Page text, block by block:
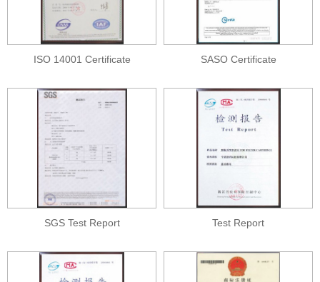
ISO 14001 Certificate SASO Certificate
SGS Test Report Test Report